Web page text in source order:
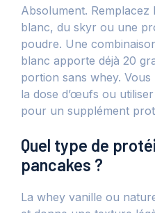
Absolument.
blanc, du skyr ou une
poudre. Une
blanc apporte déjà 20
portion sans whey.
la dose d’œufs ou
pour un supplément
Quel type de
pancakes ?
La whey vanille ou